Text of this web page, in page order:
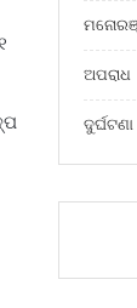
ଅପରାଧ
ଦୁର୍ଘଟଣା